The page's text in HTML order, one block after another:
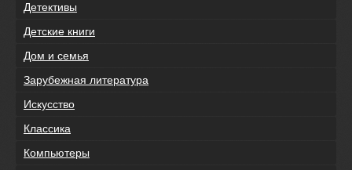
Детективы
Детские книги
Дом и семья
Зарубежная литература
Искусство
Классика
Компьютеры